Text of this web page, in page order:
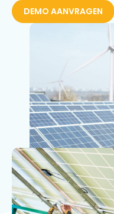
DEMO AANVRAGEN